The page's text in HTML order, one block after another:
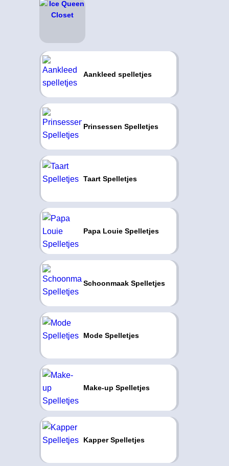
Aankleed spelletjes
Prinsessen Spelletjes
Taart Spelletjes
Papa Louie Spelletjes
Schoonmaak Spelletjes
Mode Spelletjes
Make-up Spelletjes
Kapper Spelletjes